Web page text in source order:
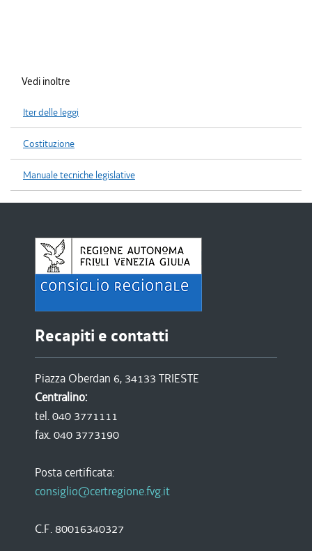
Vedi inoltre
Iter delle leggi
Costituzione
Manuale tecniche legislative
Recapiti e contatti
Piazza Oberdan 6, 34133 TRIESTE
Centralino:
tel. 040 3771111
fax. 040 3773190
Posta certificata:
consiglio@certregione.fvg.it
C.F. 80016340327